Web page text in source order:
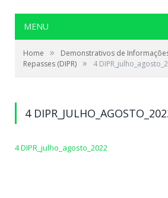
MENU
Home »
Demonstrativos de
Repasses (DIPR) » 4
4
4 DIPR_julho_agosto_2022